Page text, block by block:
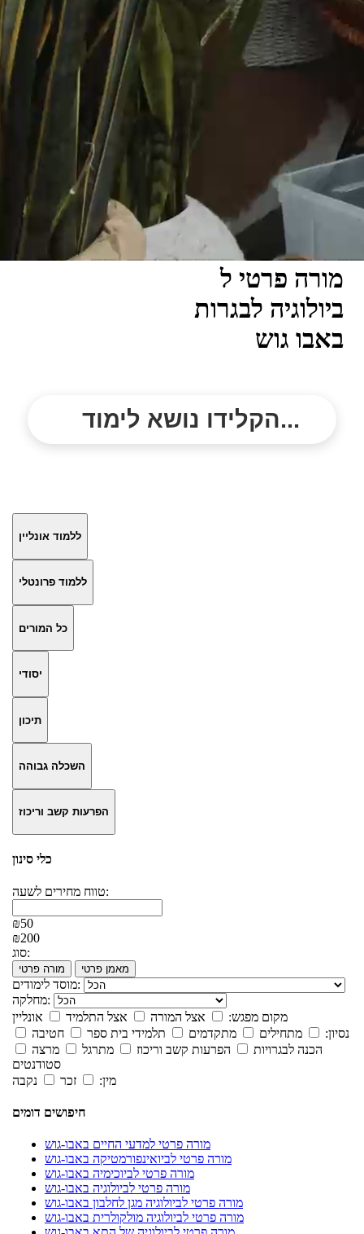
מורה פרטי ל
ביולוגיה לבגרות
באבו גוש
הקלידו נושא לימוד...
ללמוד אונליין
ללמוד פרונטלי
כל המורים
יסודי
תיכון
השכלה גבוהה
הפרעות קשב וריכוז
כלי סינון
טווח מחירים לשעה:
₪50
₪200
סוג:
מורה פרטי מאמן פרטי
מוסד לימודים:
מחלקה:
מקום מפגש:
אצל המורה אצל התלמיד
אונליין
נסיון:
מתחילים מתקדמים תלמידי בית ספר
חטיבה
הכנה לבגרויות
הפרעות קשב וריכוז מתרגל
מרצה
סטודנטים
מין:
זכר נקבה
חיפושים דומים
מורה פרטי למדעי החיים באבו-גוש
מורה פרטי לביואינפורמטיקה באבו-גוש
מורה פרטי לביוכימיה באבו-גוש
מורה פרטי לביולוגיה באבו-גוש
מורה פרטי לביולוגיה מגן לחלבון באבו-גוש
מורה פרטי לביולוגיה מולקולרית באבו-גוש